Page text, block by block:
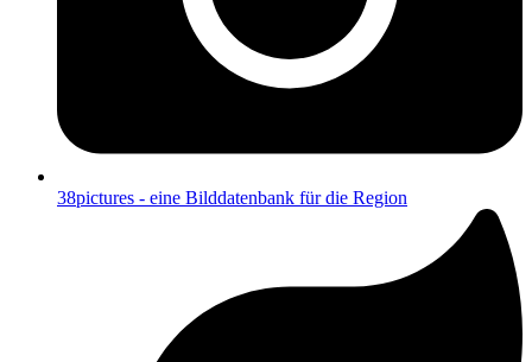
38pictures - eine Bilddatenbank für die Region